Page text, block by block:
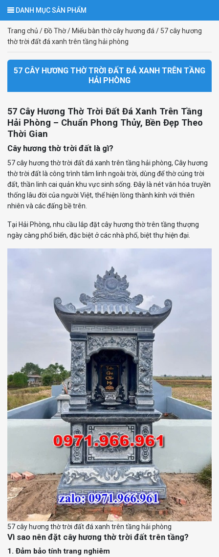
DANH MỤC SẢN PHẨM
Trang chủ /Đồ Thờ/ Miếu bàn thờ cây hương đá / 57 cây hương
thờ trời đất đá xanh trên tầng hải phòng
57 CÂY HƯƠNG THỜ TRỜI ĐẤT ĐÁ XANH TRÊN TẦNG
HẢI PHÒNG
57 Cây Hương Thờ Trời Đất Đá Xanh Trên Tầng
Hải Phòng – Chuẩn Phong Thủy, Bền Đẹp Theo
Thời Gian
Cây hương thờ trời đất là gì?
57 cây hương thờ trời đất đá xanh trên tầng hải phòng, Cây hương
thờ trời đất là công trình tâm linh ngoài trời, dùng để thờ cúng trời
đất, thần linh cai quản khu vực sinh sống. Đây là nét văn hóa truyền
thống lâu đời của người Việt, thể hiện lòng thành kính với thiên
nhiên và các đấng bề trên.
Tại Hải Phòng, nhu cầu lắp đặt cây hương thờ trên tầng thượng
ngày càng phổ biến, đặc biệt ở các nhà phố, biệt thự hiện đại.
57 cây hương thờ trời đất đá xanh trên tầng hải phòng
Vì sao nên đặt cây hương thờ trời đất trên tầng?
1. Đảm bảo tính trang nghiêm